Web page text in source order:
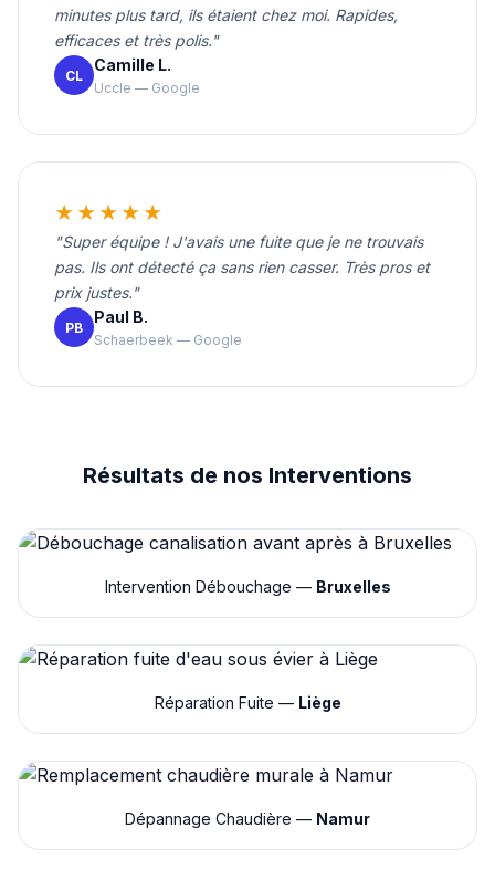
minutes plus tard, ils étaient chez moi. Rapides,
efficaces et très polis."
CL
Camille L.
Uccle — Google
★★★★★
"Super équipe ! J'avais une fuite que je ne trouvais
pas. Ils ont détecté ça sans rien casser. Très pros et
prix justes."
PB
Paul B.
Schaerbeek — Google
Résultats de nos Interventions
Intervention Débouchage — Bruxelles
Réparation Fuite — Liège
Dépannage Chaudière — Namur